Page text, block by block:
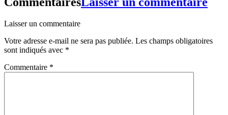
Laisser un commentaire
Votre adresse e-mail ne sera pas publiée. Les champs obligatoires
sont indiqués avec *
Commentaire *